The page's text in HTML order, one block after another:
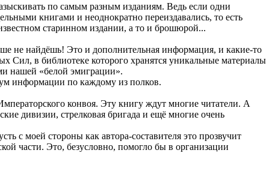
по самым разным изданиям. Ведь если одни
книгами и неоднократно переиздавались, то есть
старинном издании, а то и брошюрой...
не найдёшь! Это и дополнительная информация, и какие-то
в библиотеке которого хранятся уникальные материалы
нашей «белой эмиграции».
информации по каждому из полков.
конвоя. Эту книгу ждут многие читатели. А
дивизии, стрелковая бригада и ещё многие очень
с моей стороны как автора-составителя это прозвучит
части. Это, безусловно, помогло бы в организации